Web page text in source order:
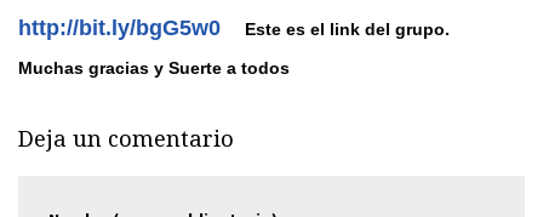
http://bit.ly/bgG5w0 Este es el link del grupo.
Muchas gracias y Suerte a todos
Deja un comentario